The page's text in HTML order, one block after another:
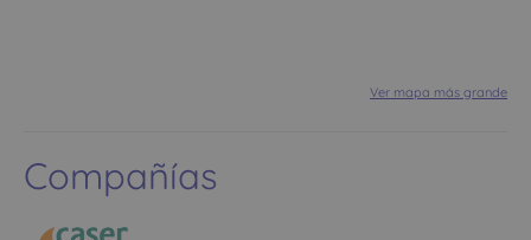
Ver mapa más grande
Compañías